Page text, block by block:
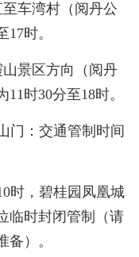
车湾村（阅丹公
时。
景区方向（阅丹
时30分至18时。
门：交通管制时间
时，碧桂园凤凰城
临时封闭管制（请
）。